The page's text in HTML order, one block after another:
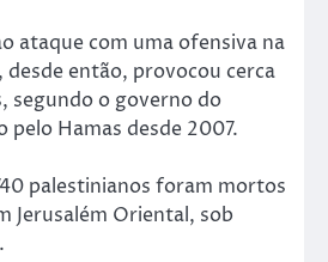
ataque com uma ofensiva na
desde então, provocou cerca
segundo o governo do
pelo Hamas desde 2007.
palestinianos foram mortos
Jerusalém Oriental, sob